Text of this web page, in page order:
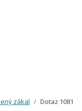
zákal Dotaz 1081